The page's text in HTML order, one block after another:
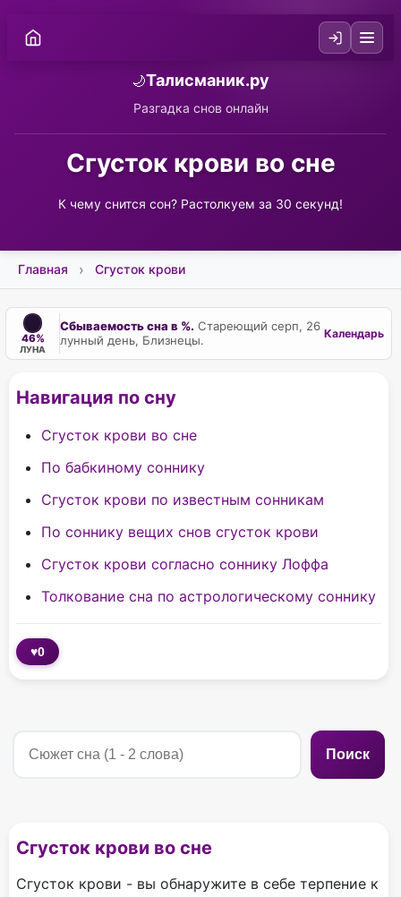
🌙Талисманик.ру
Разгадка снов онлайн
Сгусток крови во сне
К чему снится сон? Растолкуем за 30 секунд!
Главная Сгусток крови
46%
ЛУНА
Сбываемость сна в %. Стареющий серп, 26
лунный день, Близнецы.
Календарь
Навигация по сну
Сгусток крови во сне
По бабкиному соннику
Сгусток крови по известным сонникам
По соннику вещих снов сгусток крови
Сгусток крови согласно соннику Лоффа
Толкование сна по астрологическому соннику
♥0
Поиск
Сгусток крови во сне
Сгусток крови - вы обнаружите в себе терпение к